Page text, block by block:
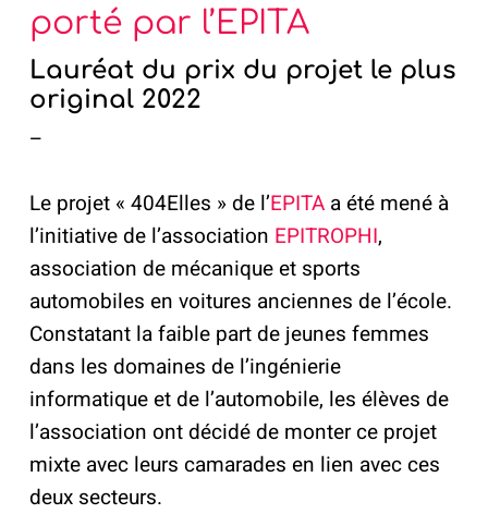
porté par l’EPITA
Lauréat du prix du projet le plus
original 2022
–
Le projet « 404Elles » de l’EPITAa été mené à
l’initiative de l’association EPITROPHI,
association de mécanique et sports
automobiles en voitures anciennes de l’école.
Constatant la faible part de jeunes femmes
dans les domaines de l’ingénierie
informatique et de l’automobile, les élèves de
l’association ont décidé de monter ce projet
mixte avec leurs camarades en lien avec ces
deux secteurs.